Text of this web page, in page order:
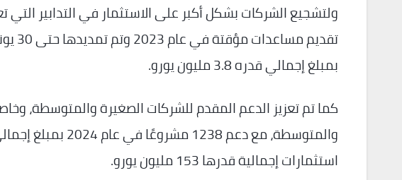
ولتشجيع الشركات بشكل أكبر على الاستثمار في التدابير
بمبلغ إجمالي قدره 3.8 مليون يورو.
كما تم تعزيز الدعم المقدم للشركات الصغيرة والمتوسطة،
استثمارات إجمالية قدرها 153 مليون يورو.